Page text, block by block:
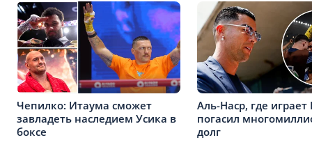
Чепилко: Итаума сможет
завладеть наследием Усика в
боксе
Аль-Наср, где играет
погасил
долг